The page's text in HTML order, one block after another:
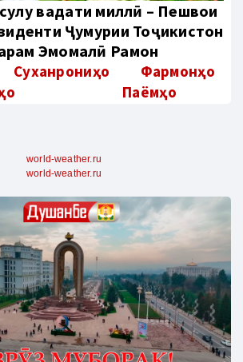
ваҳдати миллӣ – Пешвои
Ҷумҳурии Тоҷикистон
Эмомалӣ Раҳмон
Суханрониҳо
Фармонҳо
Паёмҳо
world-weather.ru
world-weather.ru